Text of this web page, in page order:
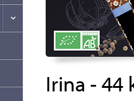
Irina - 44